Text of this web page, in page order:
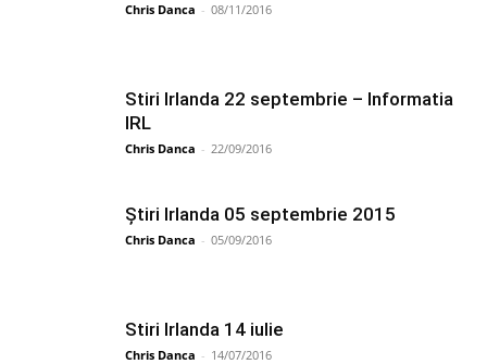
Chris Danca - 08/11/2016
Stiri Irlanda 22 septembrie – Informatia
IRL
Chris Danca - 22/09/2016
Știri Irlanda 05 septembrie 2015
Chris Danca - 05/09/2016
Stiri Irlanda 14 iulie
Chris Danca - 14/07/2016